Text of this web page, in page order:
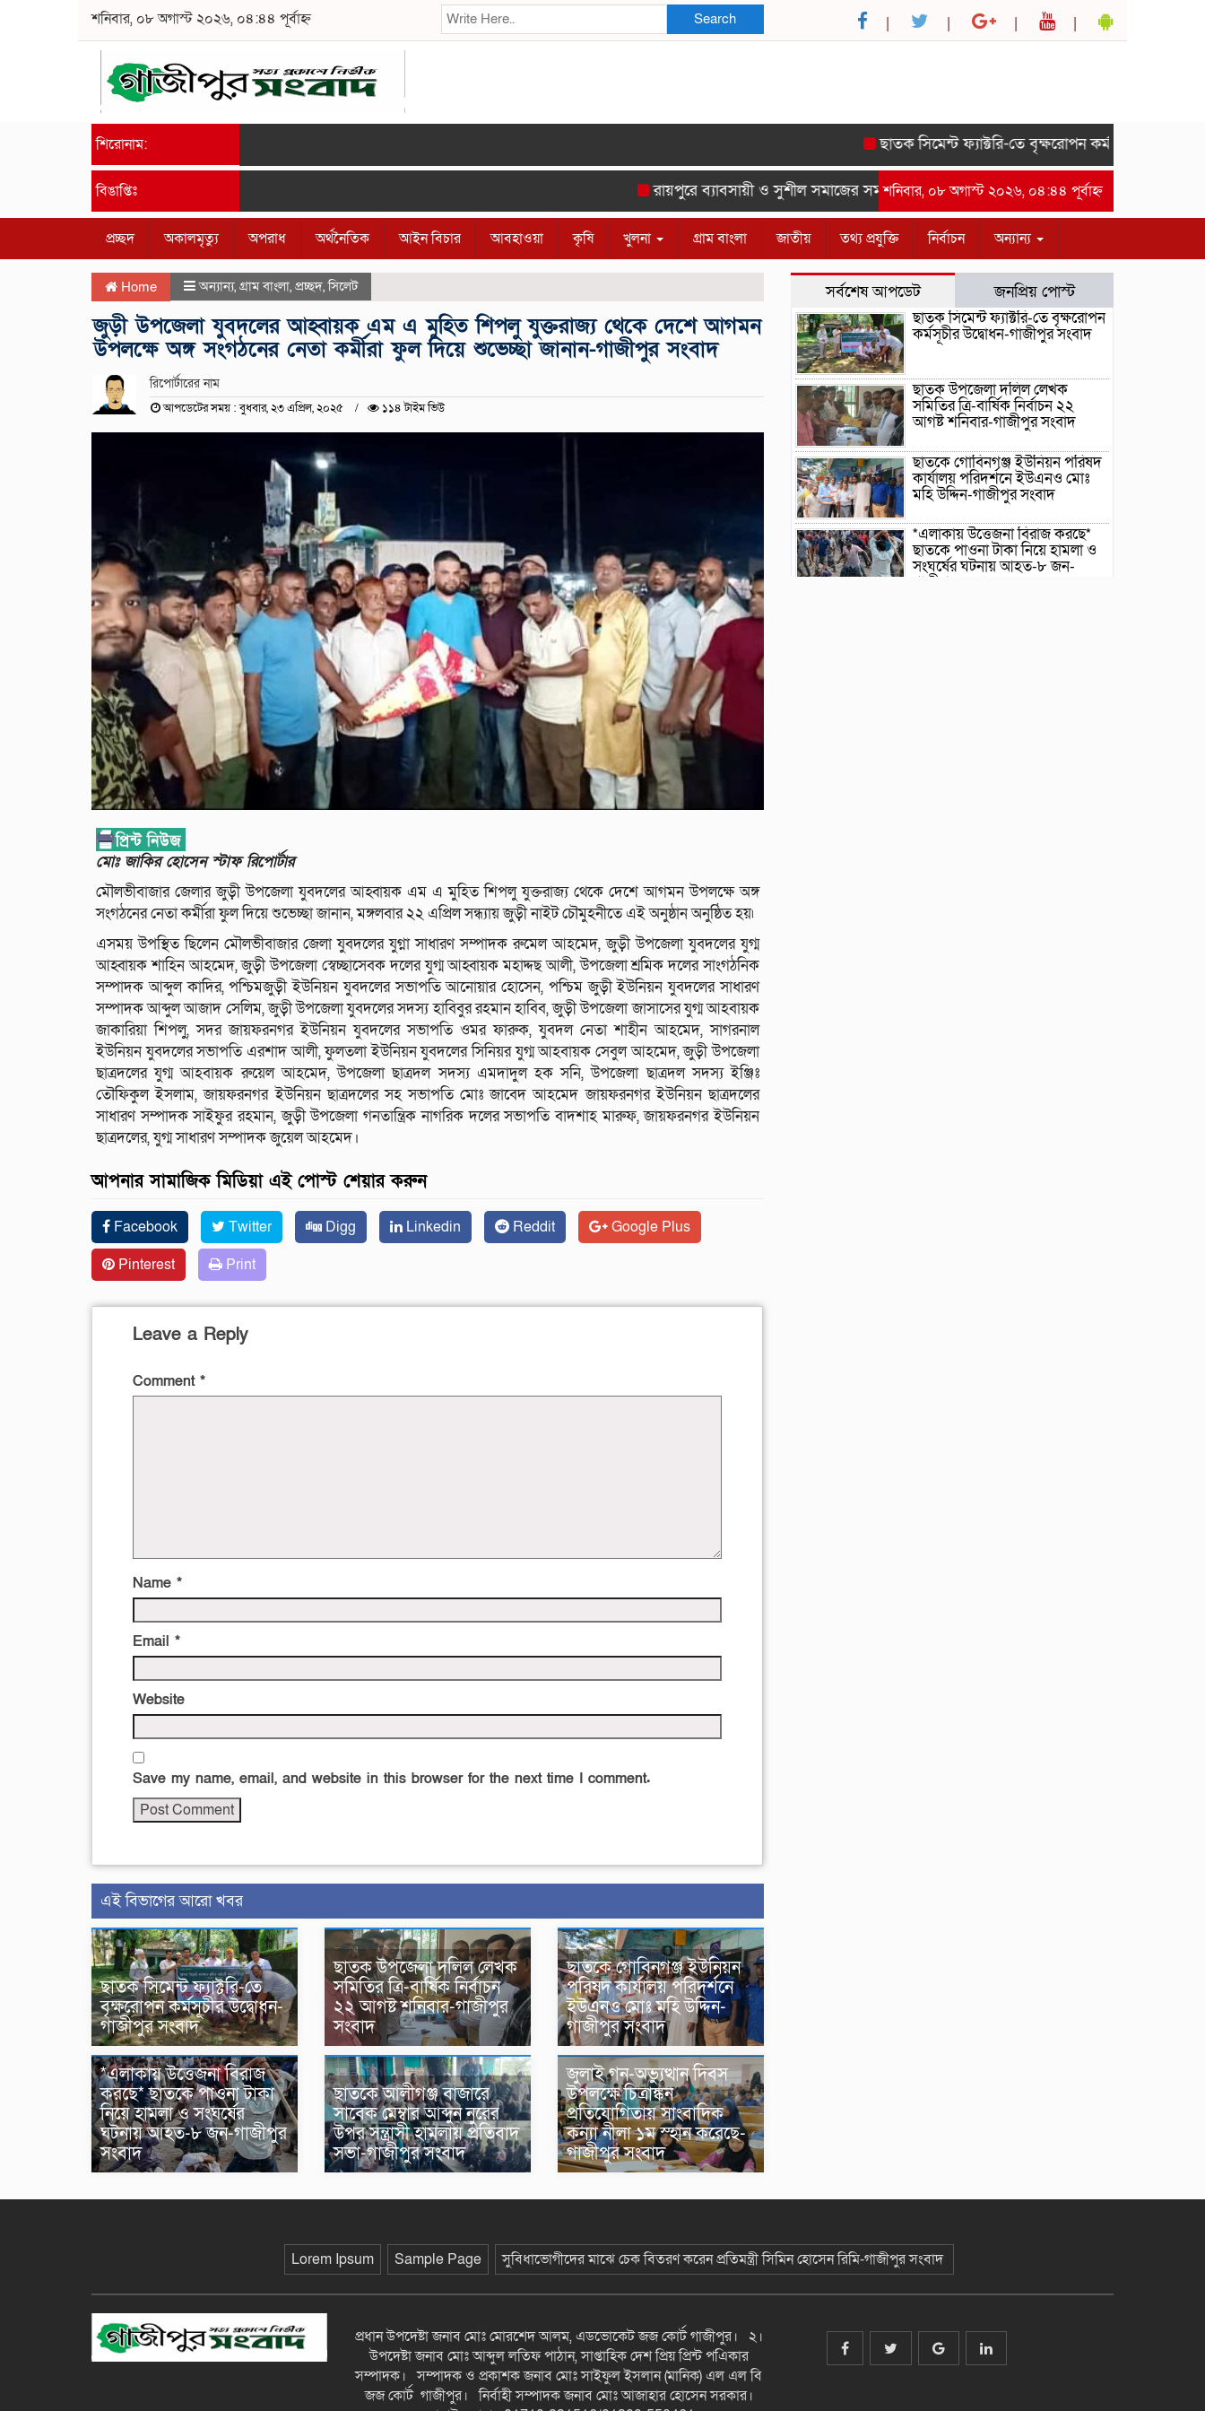
শনিবার, ০৮ অগাস্ট ২০২৬, ০৪:৪৪ পূর্বাহ্ন Search
শিরোনাম: ছাতক সিমেন্ট ফ্যাক্টরি-তে বৃক্ষরোপন কর্মসূচীর উদ্বোধন-
বিঙাপ্তিঃ রায়পুরে ব্যাবসায়ী ও সুশীল সমাজের সম্মানে সাইদ জুটনের ইফতার মাহফিল অনুষ্ঠিত।-গাজীপুর সংবাদ
শনিবার, ০৮ অগাস্ট ২০২৬, ০৪:৪৪ পূর্বাহ্ন
প্রচ্ছদ অকালমৃত্যু অপরাধ অর্থনৈতিক আইন বিচার আবহাওয়া কৃষি খুলনা গ্রাম বাংলা জাতীয় তথ্য প্রযুক্তি নির্বাচন অন্যান্য
Home অন্যান্য, গ্রাম বাংলা, প্রচ্ছদ,সিলেট
জুড়ী উপজেলা যুবদলের আহ্বায়ক এম এ মুহিত শিপলু যুক্তরাজ্য থেকে দেশে আগমন
উপলক্ষে অঙ্গ সংগঠনের নেতা কর্মীরা ফুল দিয়ে শুভেচ্ছা জানান-গাজীপুর সংবাদ
রিপোর্টারের নাম
আপডেটের সময় : বুধবার, ২৩ এপ্রিল, ২০২৫ ১১৪ টাইম ভিউ
মোঃ জাকির হোসেন স্টাফ রিপোর্টার
মৌলভীবাজার জেলার জুড়ী উপজেলা যুবদলের আহ্বায়ক এম এ মুহিত শিপলু যুক্তরাজ্য থেকে দেশে আগমন উপলক্ষে অঙ্গ
সংগঠনের নেতা কর্মীরা ফুল দিয়ে শুভেচ্ছা জানান, মঙ্গলবার ২২ এপ্রিল সন্ধ্যায় জুড়ী নাইট চৌমুহনীতে এই অনুষ্ঠান অনুষ্ঠিত হয়৷
এসময় উপস্থিত ছিলেন মৌলভীবাজার জেলা যুবদলের যুগ্না সাধারণ সম্পাদক রুমেল আহমেদ, জুড়ী উপজেলা যুবদলের যুগ্ম
আহ্বায়ক শাহিন আহমেদ, জুড়ী উপজেলা স্বেচ্ছাসেবক দলের যুগ্ম আহ্বায়ক মহাদ্দছ আলী, উপজেলা শ্রমিক দলের সাংগঠনিক
সম্পাদক আব্দুল কাদির, পশ্চিমজুড়ী ইউনিয়ন যুবদলের সভাপতি আনোয়ার হোসেন, পশ্চিম জুড়ী ইউনিয়ন যুবদলের সাধারণ
সম্পাদক আব্দুল আজাদ সেলিম, জুড়ী উপজেলা যুবদলের সদস্য হাবিবুর রহমান হাবিব, জুড়ী উপজেলা জাসাসের যুগ্ম আহবায়ক
জাকারিয়া শিপলু, সদর জায়ফরনগর ইউনিয়ন যুবদলের সভাপতি ওমর ফারুক, যুবদল নেতা শাহীন আহমেদ, সাগরনাল
ইউনিয়ন যুবদলের সভাপতি এরশাদ আলী, ফুলতলা ইউনিয়ন যুবদলের সিনিয়র যুগ্ম আহবায়ক সেবুল আহমেদ, জুড়ী উপজেলা
ছাত্রদলের যুগ্ম আহবায়ক রুয়েল আহমেদ, উপজেলা ছাত্রদল সদস্য এমদাদুল হক সনি, উপজেলা ছাত্রদল সদস্য ইঞ্জিঃ
তৌফিকুল ইসলাম, জায়ফরনগর ইউনিয়ন ছাত্রদলের সহ সভাপতি মোঃ জাবেদ আহমেদ জায়ফরনগর ইউনিয়ন ছাত্রদলের
সাধারণ সম্পাদক সাইফুর রহমান, জুড়ী উপজেলা গনতান্ত্রিক নাগরিক দলের সভাপতি বাদশাহ মারুফ, জায়ফরনগর ইউনিয়ন
ছাত্রদলের, যুগ্ম সাধারণ সম্পাদক জুয়েল আহমেদ।
আপনার সামাজিক মিডিয়া এই পোস্ট শেয়ার করুন
Facebook Twitter Digg Linkedin Reddit
Google Plus
Pinterest
Print
Leave a Reply
Comment *
Name *
Email *
Website
Save my name, email, and website in this browser for the next time I comment.
এই বিভাগের আরো খবর
ছাতক সিমেন্ট ফ্যাক্টরি-তে
বৃক্ষরোপন কর্মসূচীর উদ্বোধন-
গাজীপুর সংবাদ
ছাতক উপজেলা দলিল লেখক
সমিতির ত্রি-বার্ষিক নির্বাচন
২২ আগষ্ট শনিবার-গাজীপুর
সংবাদ
ছাতকে গোবিনগঞ্জ ইউনিয়ন
পরিষদ কার্যালয় পরিদর্শনে
ইউএনও মোঃ মহি উদ্দিন-
গাজীপুর সংবাদ
*এলাকায় উত্তেজনা বিরাজ
করছে* ছাতকে পাওনা টাকা
নিয়ে হামলা ও সংঘর্ষের
ঘটনায় আহত-৮ জন-গাজীপুর
সংবাদ
ছাতকে আলীগঞ্জ বাজারে
সাবেক মেম্বার আব্দুন নুরের
উপর সন্ত্রাসী হামলায় প্রতিবাদ
সভা-গাজীপুর সংবাদ
জুলাই গন-অভ্যুত্থান দিবস
উপলক্ষে চিত্রাঙ্কন
প্রতিযোগিতায় সাংবাদিক
কন্যা নীলা ১ম স্হান করেছে-
গাজীপুর সংবাদ
সর্বশেষ আপডেট জনপ্রিয় পোস্ট
ছাতক সিমেন্ট ফ্যাক্টরি-তে বৃক্ষরোপন
কর্মসূচীর উদ্বোধন-গাজীপুর সংবাদ
ছাতক উপজেলা দলিল লেখক
সমিতির ত্রি-বার্ষিক নির্বাচন ২২
আগষ্ট শনিবার-গাজীপুর সংবাদ
ছাতকে গোবিনগঞ্জ ইউনিয়ন পরিষদ
কার্যালয় পরিদর্শনে ইউএনও মোঃ
মহি উদ্দিন-গাজীপুর সংবাদ
*এলাকায় উত্তেজনা বিরাজ করছে*
ছাতকে পাওনা টাকা নিয়ে হামলা ও
সংঘর্ষের ঘটনায় আহত-৮ জন-
গাজীপুর সংবাদ
Lorem Ipsum Sample Page সুবিধাভোগীদের মাঝে চেক বিতরণ করেন প্রতিমন্ত্রী সিমিন হোসেন রিমি-গাজীপুর সংবাদ
প্রধান উপদেষ্টা জনাব মোঃ মোরশেদ আলম, এডভোকেট জজ কোর্ট গাজীপুর। ২।
উপদেষ্টা জনাব মোঃ আব্দুল লতিফ পাঠান, সাপ্তাহিক দেশ প্রিয় প্রিন্ট পএিকার
সম্পাদক। সম্পাদক ও প্রকাশক জনাব মোঃ সাইফুল ইসলান (মানিক) এল এল বি
জজ কোর্ট গাজীপুর। নির্বাহী সম্পাদক জনাব মোঃ আজাহার হোসেন সরকার।